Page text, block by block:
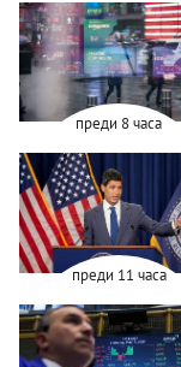
преди 8 часа
преди 11 часа